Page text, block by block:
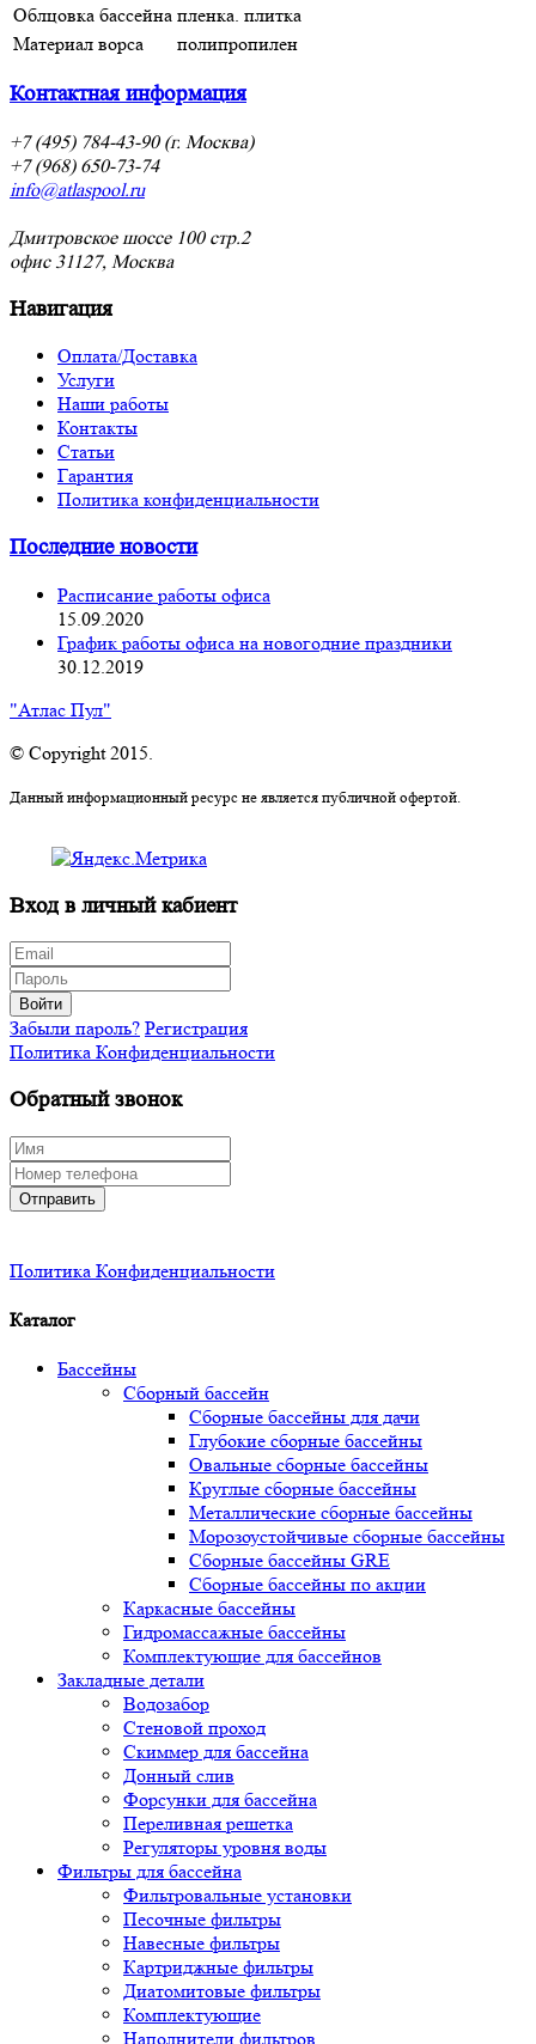
Облцовка бассейна пленка. плитка
Материал ворса
полипропилен
Контактная информация
+7 (495) 784-43-90 (г. Москва)
+7 (968) 650-73-74
info@atlaspool.ru
Дмитровское шоссе 100 стр.2
офис 31127, Москва
Навигация
Оплата/Доставка
Услуги
Наши работы
Контакты
Статьи
Гарантия
Политика конфиденциальности
Последние новости
Расписание работы офиса
15.09.2020
График работы офиса на новогодние праздники
30.12.2019
"Атлас Пул"
© Copyright 2015.
Данный информационный ресурс не является публичной офертой.
Вход в личный кабиент
Войти
Забыли пароль? Регистрация
Политика Конфиденциальности
Обратный звонок
Отправить
Политика Конфиденциальности
Каталог
Бассейны
Сборный бассейн
Сборные бассейны для дачи
Глубокие сборные бассейны
Овальные сборные бассейны
Круглые сборные бассейны
Металлические сборные бассейны
Морозоустойчивые сборные бассейны
Сборные бассейны GRE
Сборные бассейны по акции
Каркасные бассейны
Гидромассажные бассейны
Комплектующие для бассейнов
Закладные детали
Водозабор
Стеновой проход
Скиммер для бассейна
Донный слив
Форсунки для бассейна
Переливная решетка
Регуляторы уровня воды
Фильтры для бассейна
Фильтровальные установки
Песочные фильтры
Навесные фильтры
Картриджные фильтры
Диатомитовые фильтры
Комплектующие
Наполнители фильтров